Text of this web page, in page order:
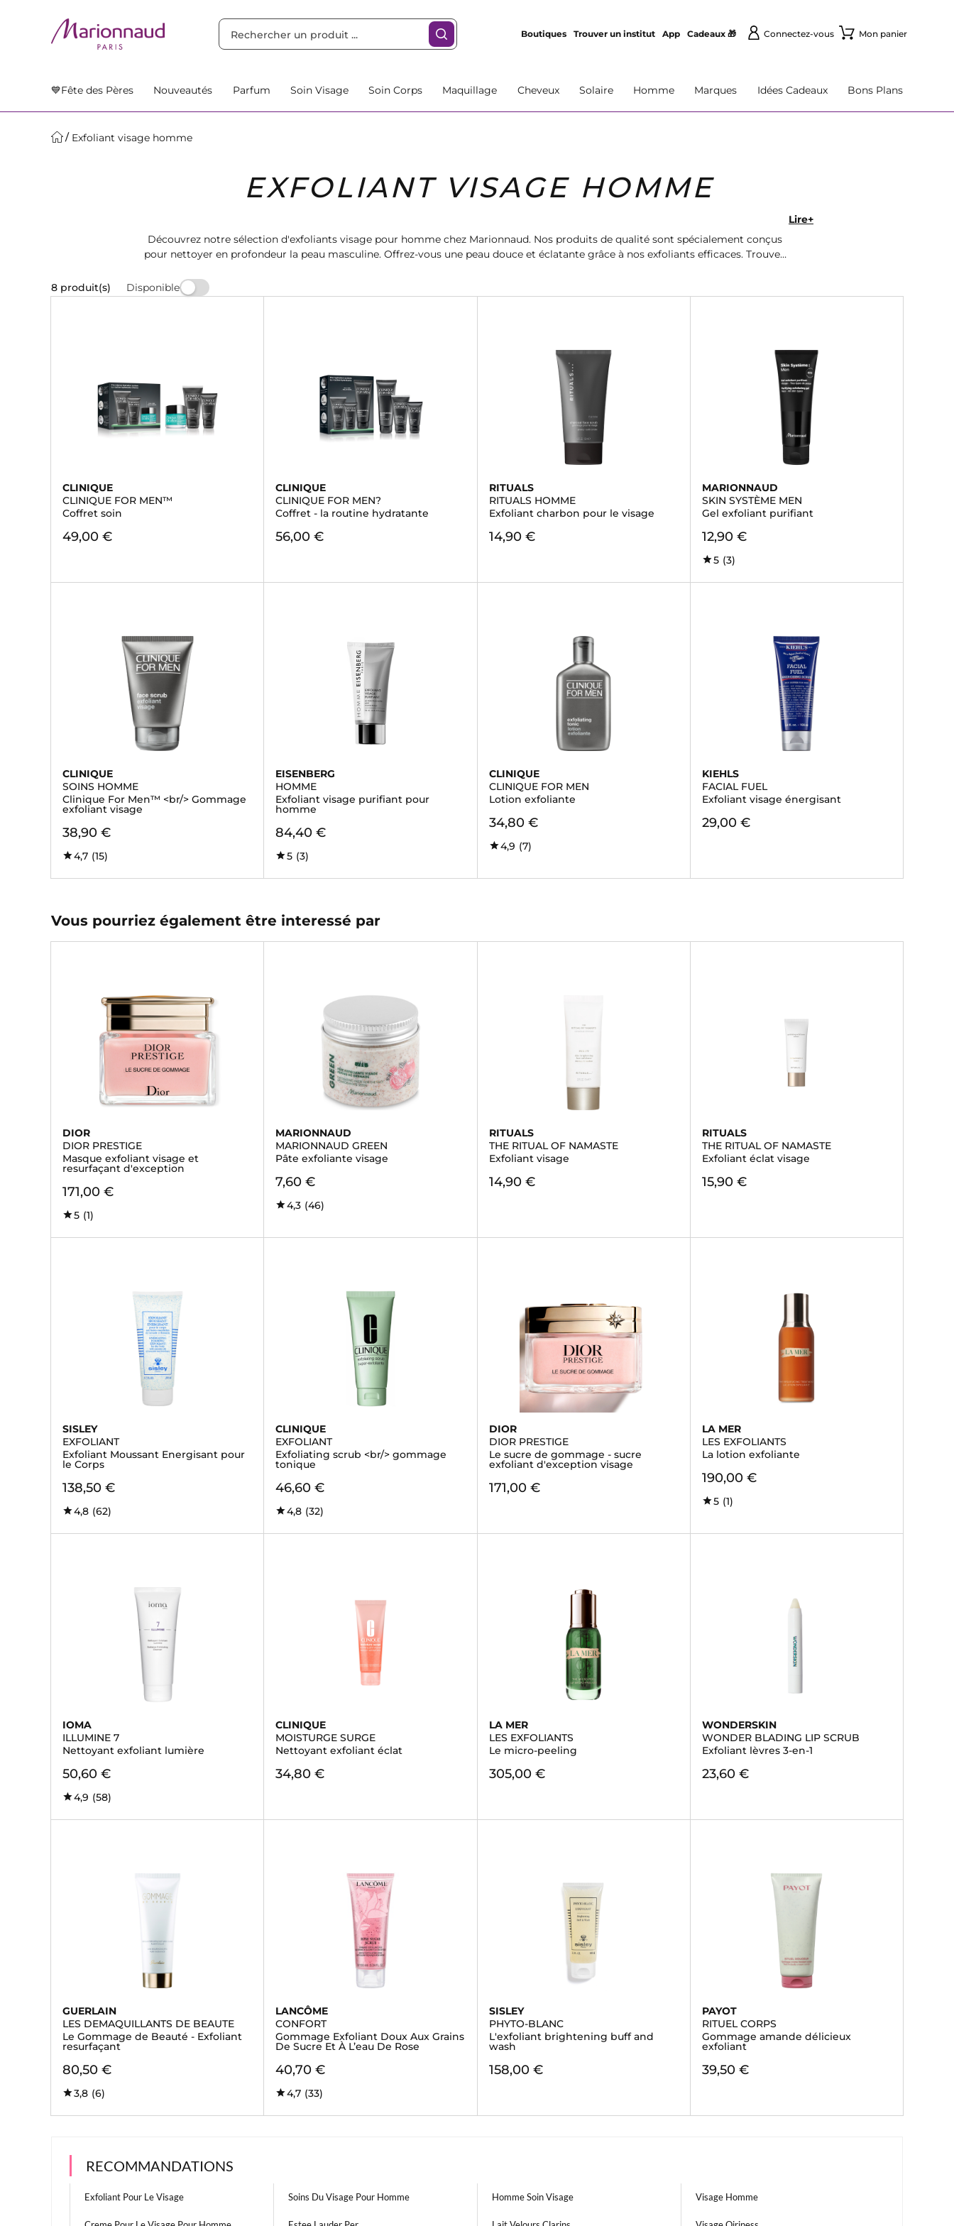
Boutiques Trouver un institut App Cadeaux 🎁 Connectez-vous Mon panier
💙Fête des Pères Nouveautés Parfum Soin Visage Soin Corps Maquillage Cheveux Solaire Homme Marques Idées Cadeaux Bons Plans
Exfoliant visage homme
EXFOLIANT VISAGE HOMME
Découvrez notre sélection d'exfoliants visage pour homme chez Marionnaud. Nos produits de qualité sont spécialement conçus
pour nettoyer en profondeur la peau masculine. Offrez-vous une peau douce et éclatante grâce à nos exfoliants efficaces. Trouvez
Lire+
8 produit(s) Disponible
CLINIQUE
CLINIQUE FOR MEN™
Coffret soin
49,00 €
CLINIQUE
CLINIQUE FOR MEN?
Coffret - la routine hydratante
56,00 €
RITUALS
RITUALS HOMME
Exfoliant charbon pour le visage
14,90 €
MARIONNAUD
SKIN SYSTÈME MEN
Gel exfoliant purifiant
12,90 €
5 (3)
CLINIQUE
SOINS HOMME
Clinique For Men™ <br/> Gommage
exfoliant visage
38,90 €
4,7 (15)
EISENBERG
HOMME
Exfoliant visage purifiant pour
homme
84,40 €
5 (3)
CLINIQUE
CLINIQUE FOR MEN
Lotion exfoliante
34,80 €
4,9 (7)
KIEHLS
FACIAL FUEL
Exfoliant visage énergisant
29,00 €
Vous pourriez également être interessé par
DIOR
DIOR PRESTIGE
Masque exfoliant visage et
resurfaçant d'exception
171,00 €
5 (1)
MARIONNAUD
MARIONNAUD GREEN
Pâte exfoliante visage
7,60 €
4,3 (46)
RITUALS
THE RITUAL OF NAMASTE
Exfoliant visage
14,90 €
RITUALS
THE RITUAL OF NAMASTE
Exfoliant éclat visage
15,90 €
SISLEY
EXFOLIANT
Exfoliant Moussant Energisant pour
le Corps
138,50 €
4,8 (62)
CLINIQUE
EXFOLIANT
Exfoliating scrub <br/> gommage
tonique
46,60 €
4,8 (32)
DIOR
DIOR PRESTIGE
Le sucre de gommage - sucre
exfoliant d'exception visage
171,00 €
LA MER
LES EXFOLIANTS
La lotion exfoliante
190,00 €
5 (1)
IOMA
ILLUMINE 7
Nettoyant exfoliant lumière
50,60 €
4,9 (58)
CLINIQUE
MOISTURGE SURGE
Nettoyant exfoliant éclat
34,80 €
LA MER
LES EXFOLIANTS
Le micro-peeling
305,00 €
WONDERSKIN
WONDER BLADING LIP SCRUB
Exfoliant lèvres 3-en-1
23,60 €
GUERLAIN
LES DEMAQUILLANTS DE BEAUTE
Le Gommage de Beauté - Exfoliant
resurfaçant
80,50 €
3,8 (6)
LANCÔME
CONFORT
Gommage Exfoliant Doux Aux Grains
De Sucre Et À L’eau De Rose
40,70 €
4,7 (33)
SISLEY
PHYTO-BLANC
L'exfoliant brightening buff and
wash
158,00 €
PAYOT
RITUEL CORPS
Gommage amande délicieux
exfoliant
39,50 €
RECOMMANDATIONS
Exfoliant Pour Le Visage Soins Du Visage Pour Homme Homme Soin Visage Visage Homme